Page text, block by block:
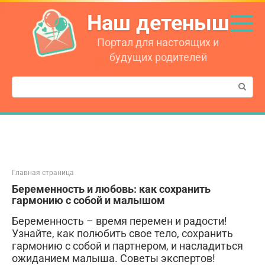
Перейти
контенту
Наш детеныш
Портал для настоящих и
будущих родителей
Поиск:
Главная страница
Беременность и любовь: как сохранить
гармонию с собой и малышом
Беременность – время перемен и радости!
Узнайте, как полюбить свое тело, сохранить
гармонию с собой и партнером, и насладиться
ожиданием малыша. Советы экспертов!